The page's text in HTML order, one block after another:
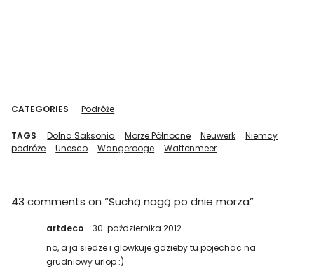
CATEGORIES Podróże
TAGS Dolna Saksonia Morze Północne Neuwerk
Niemcy
podróże
Unesco Wangerooge Wattenmeer
43 comments on “Suchą nogą po dnie morza”
artdeco
30. października 2012
no, a ja siedze i glowkuje gdzieby tu pojechac na
grudniowy urlop :)